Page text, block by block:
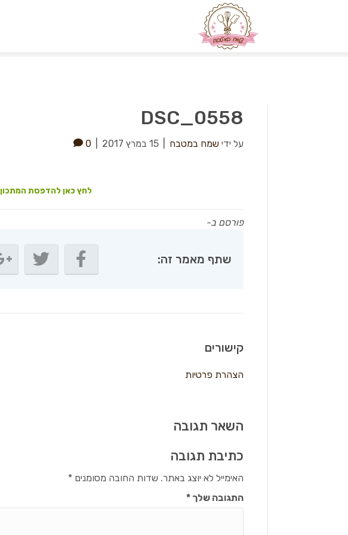
DSC_0558
על ידי שמח במטבח 15 במרץ 2017 0
לחץ כאן להדפסת המתכון
פורסם ב-
שתף מאמר זה:
קישורים
הצהרת פרטיות
השאר תגובה
כתיבת תגובה
האימייל לא יוצג באתר. שדות החובה מסומנים*
התגובה שלך*